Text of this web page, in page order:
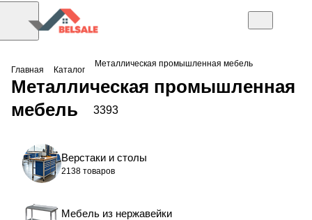
Главная Каталог
Металлическая промышленная мебель
Металлическая промышленная
мебель
3393
Верстаки и столы
2138 товаров
Мебель из нержавейки